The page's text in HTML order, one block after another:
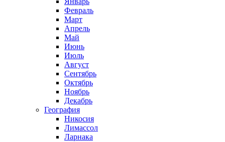
Февраль
Март
Апрель
Май
Июнь
Июль
Август
Сентябрь
Октябрь
Ноябрь
Декабрь
География
Никосия
Лимассол
Ларнака